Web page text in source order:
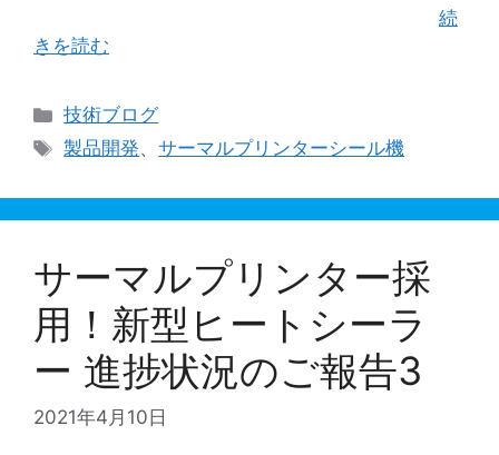
続
きを読む
カ
テ
リ
ー
技術ブログ
タ
製品開発、サーマルプリンターシール機
サーマルプリンター採
用！新型ヒートシーラ
ー 進捗状況のご報告3
2021年4月10日